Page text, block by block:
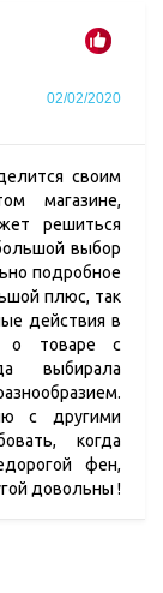
02/02/2020
своим
магазине,
решиться
выбор
подробное
плюс, так
действия в
о товаре с
выбирала
с другими
когда
фен,
довольны !